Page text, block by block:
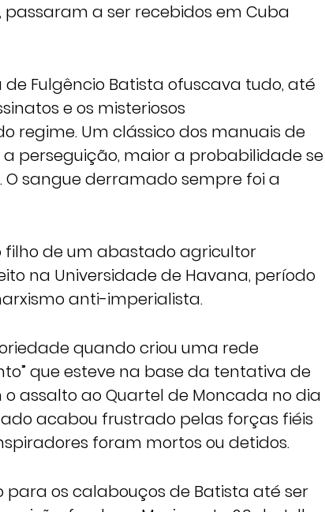
passaram a ser recebidos em Cuba
Fulgêncio Batista ofuscava tudo, até
e os misteriosos
regime. Um clássico dos manuais de
perseguição, maior a probabilidade se
sangue derramado sempre foi a
de um abastado agricultor
na Universidade de Havana, período
anti-imperialista.
quando criou uma rede
que esteve na base da tentativa de
assalto ao Quartel de Moncada no dia
acabou frustrado pelas forças fiéis
foram mortos ou detidos.
para os calabouços de Batista até ser